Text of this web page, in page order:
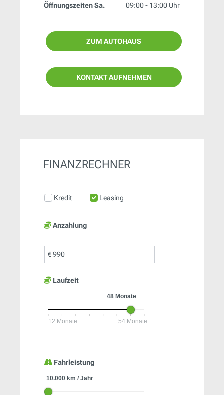
Öffnungszeiten Sa. 09:00 - 13:00 Uhr
ZUM AUTOHAUS
KONTAKT AUFNEHMEN
FINANZRECHNER
Kredit Leasing
Anzahlung
€
Laufzeit
Fahrleistung